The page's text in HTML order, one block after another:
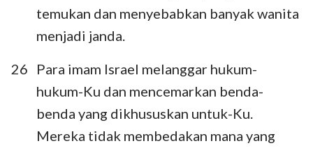
temukan dan menyebabkan banyak wanita
menjadi janda.
26
Para imam Israel melanggar hukum-
hukum-Ku dan mencemarkan benda-
benda yang dikhususkan untuk-Ku.
Mereka tidak membedakan mana yang